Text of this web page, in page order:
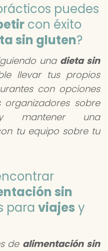
puedes
con éxito
sin gluten?
una dieta sin
llevar tus propios
con opciones
sobre
mantener una
tu equipo sobre tu
sin
para viajes y
de alimentación sin